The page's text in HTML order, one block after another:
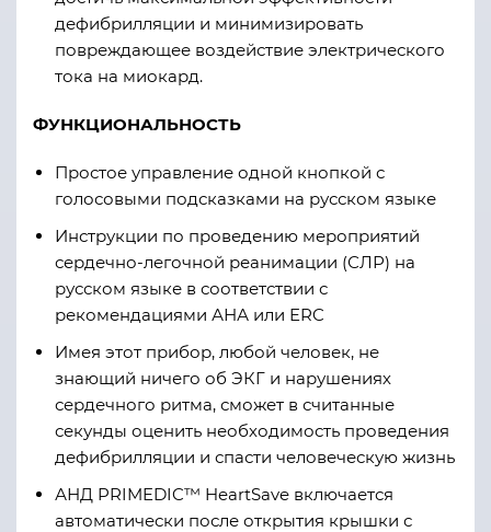
дефибрилляции и минимизировать
повреждающее воздействие электрического
тока на миокард.
ФУНКЦИОНАЛЬНОСТЬ
Простое управление одной кнопкой с
голосовыми подсказками на русском языке
Инструкции по проведению мероприятий
сердечно-легочной реанимации (СЛР) на
русском языке в соответствии с
рекомендациями АНА или ERC
Имея этот прибор, любой человек, не
знающий ничего об ЭКГ и нарушениях
сердечного ритма, сможет в считанные
секунды оценить необходимость проведения
дефибрилляции и спасти человеческую жизнь
АНД PRIMEDIC™ HeartSave включается
автоматически после открытия крышки с